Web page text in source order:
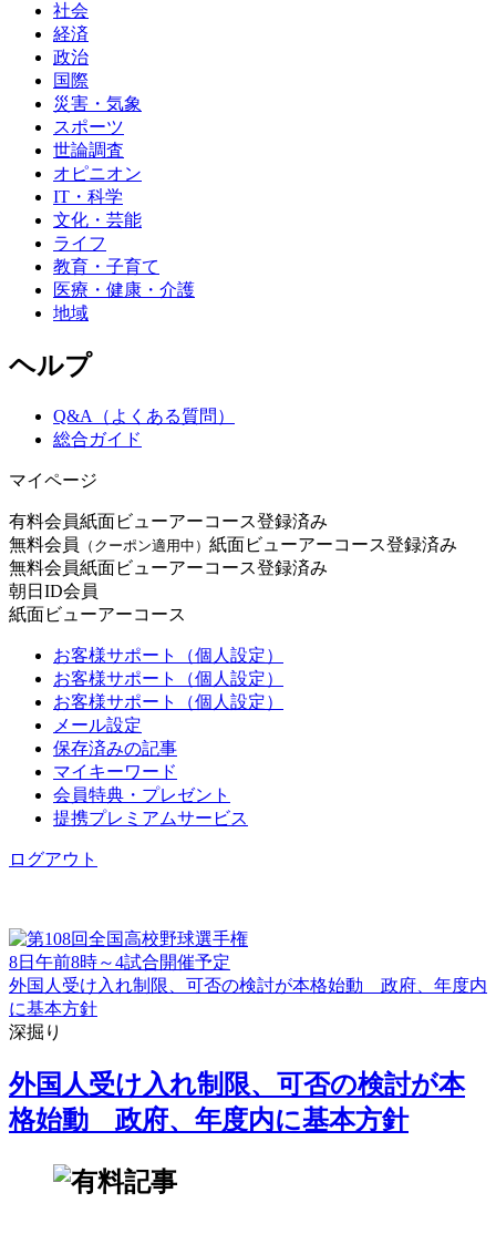
社会
経済
政治
国際
災害・気象
スポーツ
世論調査
オピニオン
IT・科学
文化・芸能
ライフ
教育・子育て
医療・健康・介護
地域
ヘルプ
Q&A（よくある質問）
総合ガイド
マイページ
有料会員紙面ビューアーコース登録済み
無料会員
（クーポン適用中） 紙面ビューアーコース登録済み
無料会員紙面ビューアーコース登録済み
朝日ID会員
紙面ビューアーコース
お客様サポート（個人設定）
お客様サポート（個人設定）
お客様サポート（個人設定）
メール設定
保存済みの記事
マイキーワード
会員特典・プレゼント
提携プレミアムサービス
ログアウト
8日午前8時～4試合開催予定
外国人受け入れ制限、可否の検討が本格始動 政府、年度内
に基本方針
深掘り
外国人受け入れ制限、可否の検討が本
格始動 政府、年度内に基本方針